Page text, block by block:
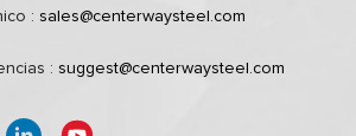
: sales@centerwaysteel.com
: suggest@centerwaysteel.com